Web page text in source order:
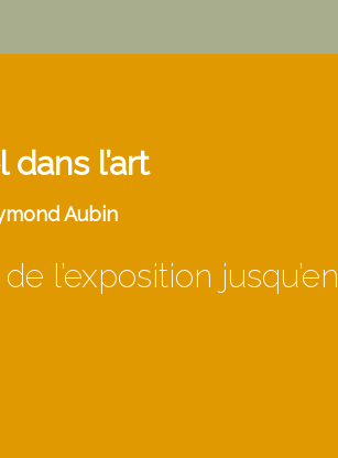
l’art
Aubin
l’exposition jusqu’en